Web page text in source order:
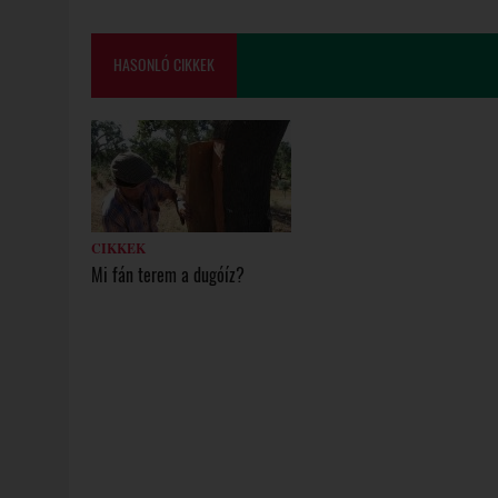
HASONLÓ CIKKEK
CIKKEK
Mi fán terem a dugóíz?